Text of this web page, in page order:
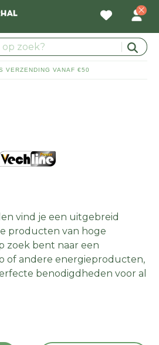
VERZENDING VANAF €50
vind je een uitgebreid
producten van hoge
zoek bent naar een
of andere energieproducten,
benodigdheden voor al